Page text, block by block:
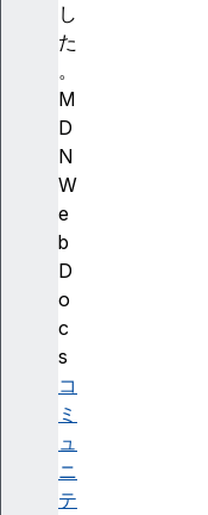
し
た
。
M
D
N
W
e
b
D
o
c
s
コ
ミ
ュ
ニ
テ